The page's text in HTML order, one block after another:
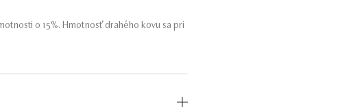
o 15%. Hmotnosť drahého kovu sa pri